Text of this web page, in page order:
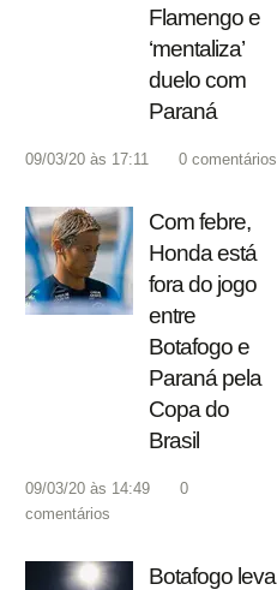
Flamengo e
‘mentaliza’
duelo com
Paraná
09/03/20 às 17:11 0 comentários
Com febre,
Honda está
fora do jogo
entre
Botafogo e
Paraná pela
Copa do
Brasil
09/03/20 às 14:49
0
comentários
Botafogo leva